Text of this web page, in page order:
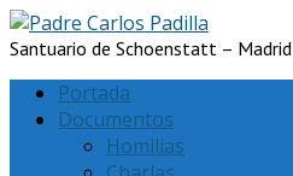
Santuario de Schoenstatt – Madrid
Portada
Documentos
Homilias